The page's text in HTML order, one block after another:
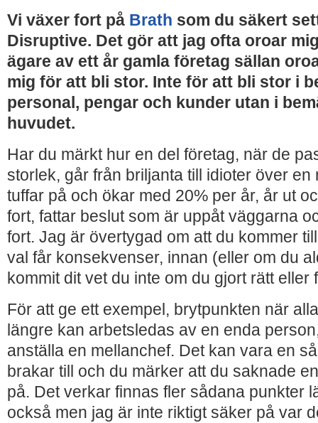
Vi växer fort på Brath som du säkert
Disruptive. Det gör att jag ofta oroar
ägare av ett år gamla företag sällan
mig för att bli stor. Inte för att bli stor i
personal, pengar och kunder utan i
huvudet.
Har du märkt hur en del företag, när de
storlek, går från briljanta till idioter över en
tuffar på och ökar med 20% per år, år ut
fort, fattar beslut som är uppåt väggarna
fort. Jag är övertygad om att du kommer
val får konsekvenser, innan (eller om du
kommit dit vet du inte om du gjort rätt eller
För att ge ett exempel, brytpunkten när
längre kan arbetsledas av en enda
anställa en mellanchef. Det kan vara en
brakar till och du märker att du saknade
på. Det verkar finnas fler sådana punkter
också men jag är inte riktigt säker på var